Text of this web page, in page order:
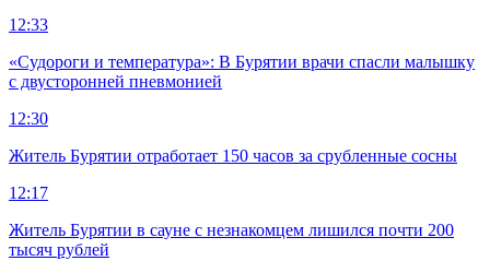
12:33
«Судороги и температура»: В Бурятии врачи спасли малышку
с двусторонней пневмонией
12:30
Житель Бурятии отработает 150 часов за срубленные сосны
12:17
Житель Бурятии в сауне с незнакомцем лишился почти 200
тысяч рублей